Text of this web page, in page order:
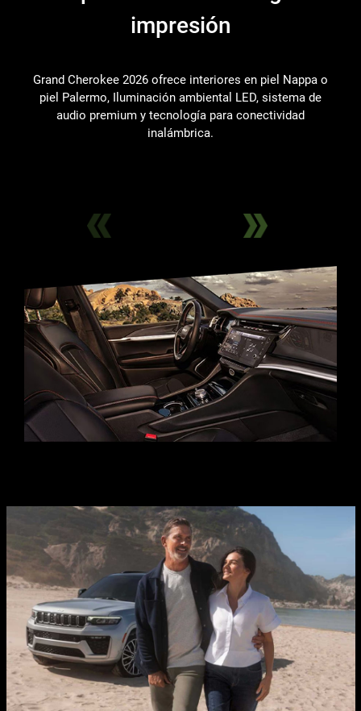
impresión
Grand Cherokee 2026 ofrece interiores en piel Nappa o
piel Palermo, Iluminación ambiental LED, sistema de
audio premium y tecnología para conectividad
inalámbrica.